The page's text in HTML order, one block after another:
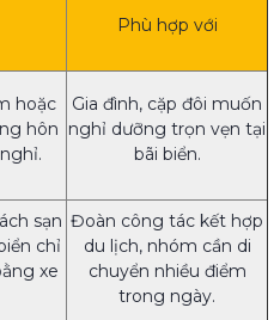
Phù hợp với
hoặc
hôn
Gia đình, cặp đôi muốn
nghỉ dưỡng trọn vẹn tại
bãi biển.
sạn
chỉ
xe
Đoàn công tác kết hợp
du lịch, nhóm cần di
chuyển nhiều điểm
trong ngày.